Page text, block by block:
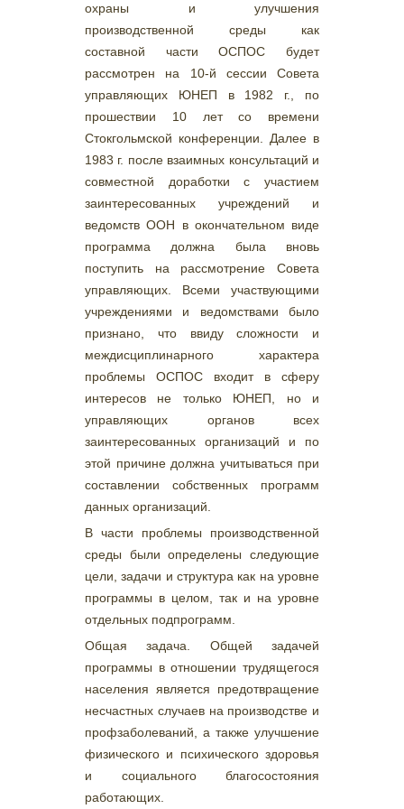
охраны и улучшения
производственной среды как
составной части ОСПОС будет
рассмотрен на 10-й сессии Совета
управляющих ЮНЕП в 1982 г., по
прошествии 10 лет со времени
Стокгольмской конференции. Далее в
1983 г. после взаимных консультаций и
совместной доработки с участием
заинтересованных учреждений и
ведомств ООН в окончательном виде
программа должна была вновь
поступить на рассмотрение Совета
управляющих. Всеми участвующими
учреждениями и ведомствами было
признано, что ввиду сложности и
междисциплинарного характера
проблемы ОСПОС входит в сферу
интересов не только ЮНЕП, но и
управляющих органов всех
заинтересованных организаций и по
этой причине должна учитываться при
составлении собственных программ
данных организаций.
В части проблемы производственной
среды были определены следующие
цели, задачи и структура как на уровне
программы в целом, так и на уровне
отдельных подпрограмм.
Общая задача. Общей задачей
программы в отношении трудящегося
населения является предотвращение
несчастных случаев на производстве и
профзаболеваний, а также улучшение
физического и психического здоровья
и социального благосостояния
работающих.